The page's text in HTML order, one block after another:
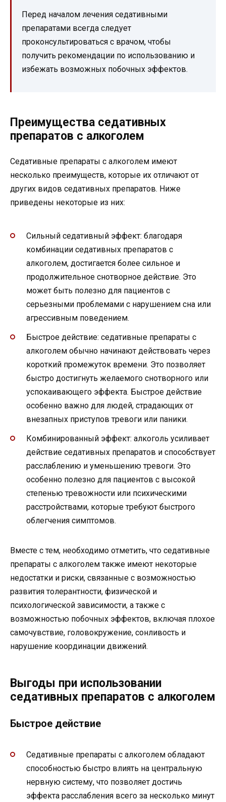
Перед началом лечения седативными
препаратами всегда следует
проконсультироваться с врачом, чтобы
получить рекомендации по использованию и
избежать возможных побочных эффектов.
Преимущества седативных
препаратов с алкоголем
Седативные препараты с алкоголем имеют
несколько преимуществ, которые их отличают от
других видов седативных препаратов. Ниже
приведены некоторые из них:
Сильный седативный эффект: благодаря
комбинации седативных препаратов с
алкоголем, достигается более сильное и
продолжительное снотворное действие. Это
может быть полезно для пациентов с
серьезными проблемами с нарушением сна или
агрессивным поведением.
Быстрое действие: седативные препараты с
алкоголем обычно начинают действовать через
короткий промежуток времени. Это позволяет
быстро достигнуть желаемого снотворного или
успокаивающего эффекта. Быстрое действие
особенно важно для людей, страдающих от
внезапных приступов тревоги или паники.
Комбинированный эффект: алкоголь усиливает
действие седативных препаратов и способствует
расслаблению и уменьшению тревоги. Это
особенно полезно для пациентов с высокой
степенью тревожности или психическими
расстройствами, которые требуют быстрого
облегчения симптомов.
Вместе с тем, необходимо отметить, что седативные
препараты с алкоголем также имеют некоторые
недостатки и риски, связанные с возможностью
развития толерантности, физической и
психологической зависимости, а также с
возможностью побочных эффектов, включая плохое
самочувствие, головокружение, сонливость и
нарушение координации движений.
Выгоды при использовании
седативных препаратов с алкоголем
Быстрое действие
Седативные препараты с алкоголем обладают
способностью быстро влиять на центральную
нервную систему, что позволяет достичь
эффекта расслабления всего за несколько минут